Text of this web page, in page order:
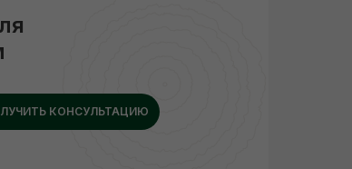
КОНСУЛЬТАЦИЮ